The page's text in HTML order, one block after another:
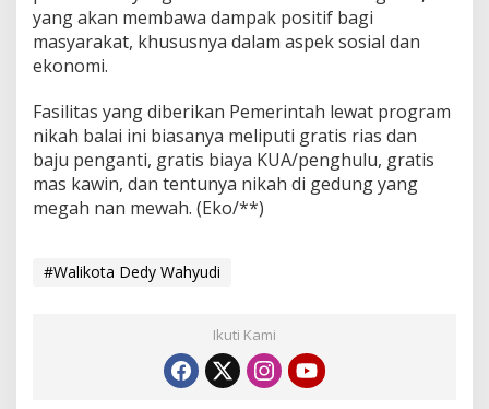
yang akan membawa dampak positif bagi
masyarakat, khususnya dalam aspek sosial dan
ekonomi.
Fasilitas yang diberikan Pemerintah lewat program
nikah balai ini biasanya meliputi gratis rias dan
baju penganti, gratis biaya KUA/penghulu, gratis
mas kawin, dan tentunya nikah di gedung yang
megah nan mewah. (Eko/**)
#Walikota Dedy Wahyudi
Ikuti Kami